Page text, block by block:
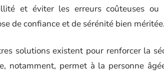
et éviter les erreurs coûteuses ou
de confiance et de sérénité bien méritée.
solutions existent pour renforcer la
notamment, permet à la personne